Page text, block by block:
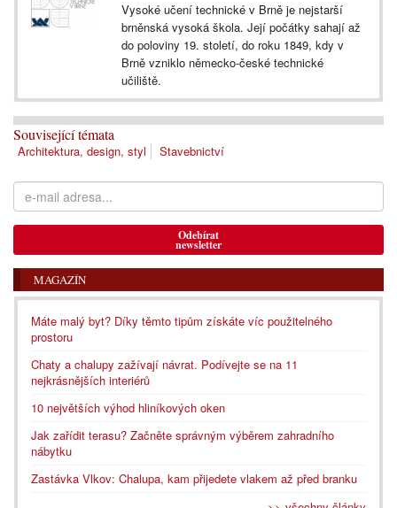
Vysoké učení technické v Brně je nejstarší
brněnská vysoká škola. Její počátky sahají až
do poloviny 19. století, do roku 1849, kdy v
Brně vzniklo německo-české technické
učiliště.
Související témata
Architektura, design, styl Stavebnictví
Odebírat
newsletter
MAGAZÍN
Máte malý byt? Díky těmto tipům získáte víc použitelného
prostoru
Chaty a chalupy zažívají návrat. Podívejte se na 11
nejkrásnějších interiérů
10 největších výhod hliníkových oken
Jak zařídit terasu? Začněte správným výběrem zahradního
nábytku
Zastávka Vlkov: Chalupa, kam přijedete vlakem až před branku